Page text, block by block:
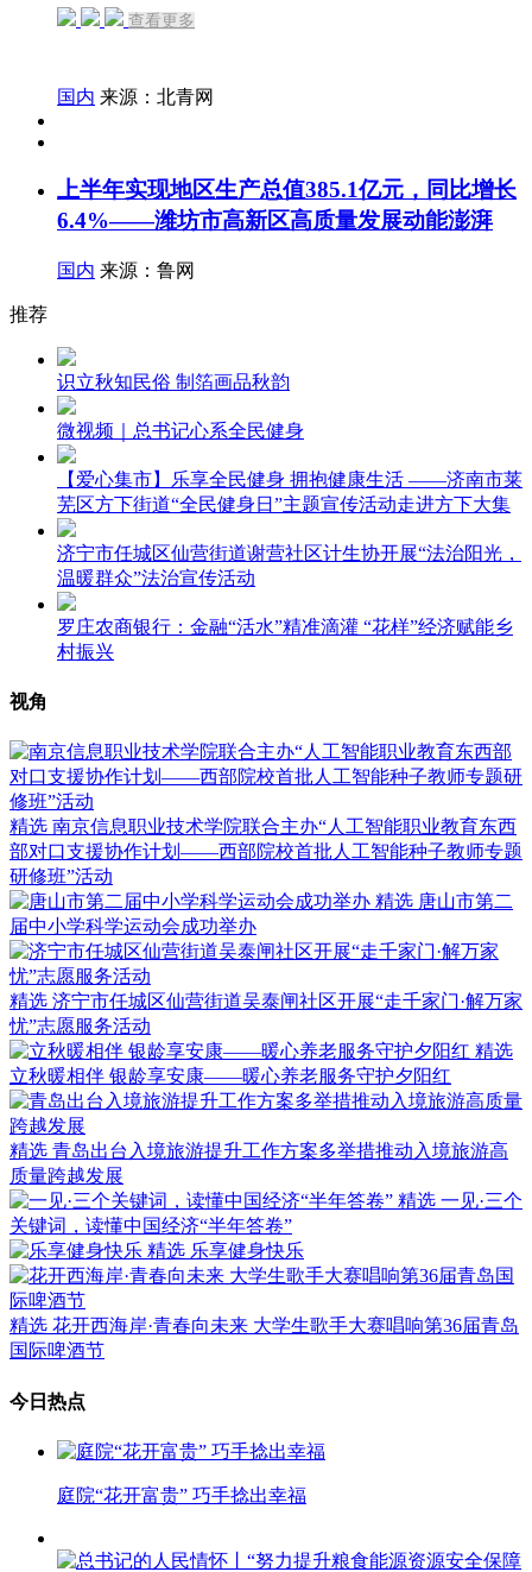
查看更多
国内 来源：北青网
上半年实现地区生产总值385.1亿元，同比增长
6.4%——潍坊市高新区高质量发展动能澎湃
国内 来源：鲁网
推荐
识立秋知民俗 制箔画品秋韵
微视频｜总书记心系全民健身
【爱心集市】乐享全民健身 拥抱健康生活 ——济南市莱
芜区方下街道“全民健身日”主题宣传活动走进方下大集
济宁市任城区仙营街道谢营社区计生协开展“法治阳光，
温暖群众”法治宣传活动
罗庄农商银行：金融“活水”精准滴灌 “花样”经济赋能乡
村振兴
视角
精选 南京信息职业技术学院联合主办“人工智能职业教育东西
部对口支援协作计划——西部院校首批人工智能种子教师专题
研修班”活动
精选 唐山市第二
届中小学科学运动会成功举办
精选 济宁市任城区仙营街道吴泰闸社区开展“走千家门·解万家
忧”志愿服务活动
精选
立秋暖相伴 银龄享安康——暖心养老服务守护夕阳红
精选 青岛出台入境旅游提升工作方案多举措推动入境旅游高
质量跨越发展
精选 一见·三个
关键词，读懂中国经济“半年答卷”
精选 乐享健身快乐
精选 花开西海岸·青春向未来 大学生歌手大赛唱响第36届青岛
国际啤酒节
今日热点
庭院“花开富贵” 巧手捻出幸福